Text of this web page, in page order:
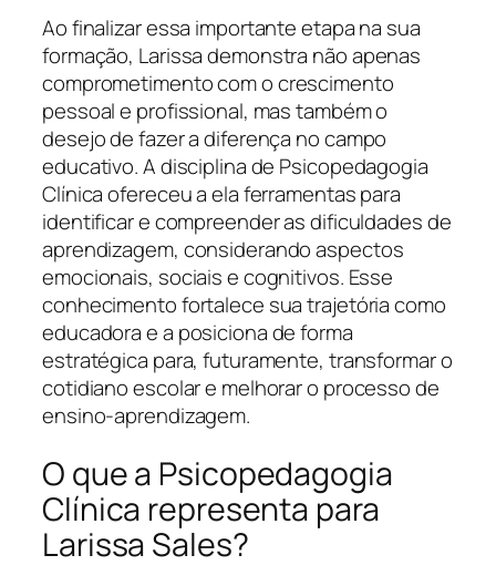
Ao finalizar essa importante etapa na sua
formação, Larissa demonstra não apenas
comprometimento com o crescimento
pessoal e profissional, mas também o
desejo de fazer a diferença no campo
educativo. A disciplina de Psicopedagogia
Clínica ofereceu a ela ferramentas para
identificar e compreender as dificuldades de
aprendizagem, considerando aspectos
emocionais, sociais e cognitivos. Esse
conhecimento fortalece sua trajetória como
educadora e a posiciona de forma
estratégica para, futuramente, transformar o
cotidiano escolar e melhorar o processo de
ensino-aprendizagem.
O que a Psicopedagogia
Clínica representa para
Larissa Sales?